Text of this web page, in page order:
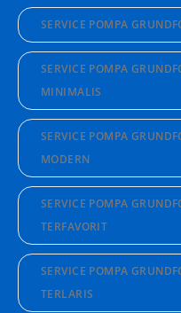
SERVICE POMPA
SERVICE POMPA
MINIMALIS
SERVICE POMPA
MODERN
SERVICE POMPA
TERFAVORIT
SERVICE POMPA
TERLARIS